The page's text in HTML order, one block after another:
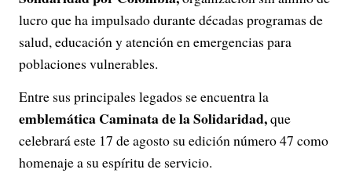
lucro que ha impulsado durante décadas programas de
salud, educación y atención en emergencias para
poblaciones vulnerables.
Entre sus principales legados se encuentra la
emblemática Caminata de la Solidaridad,que
celebrará este 17 de agosto su edición número 47 como
homenaje a su espíritu de servicio.